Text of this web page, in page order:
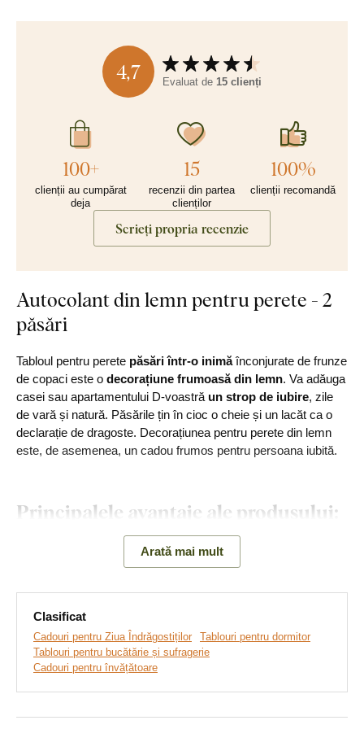
4,7 Evaluat de 15 clienți
100+
clienții au cumpărat
deja
15
recenzii din partea
clienților
100%
clienții recomandă
Scrieți propria recenzie
Autocolant din lemn pentru perete - 2
păsări
Tabloul pentru perete păsări într-o inimăînconjurate de frunze
de copaci este o decorațiune frumoasă din lemn. Va adăuga
casei sau apartamentului D-voastră un strop de iubire, zile
de vară și natură. Păsările țin în cioc o cheie și un lacăt ca o
declarație de dragoste. Decorațiunea pentru perete din lemn
este, de asemenea, un cadou frumos pentru persoana iubită.
Principalele avantaje ale produsului:
Gamă largă de decorațiuni
Accesoriu original pentru casă
Arată mai mult
Clasificat
Cadouri pentru Ziua Îndrăgostiților
Tablouri pentru dormitor
Tablouri pentru bucătărie și sufragerie
Cadouri pentru învățătoare